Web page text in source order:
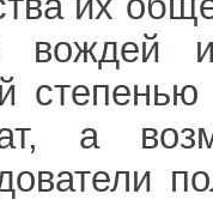
вождей
а